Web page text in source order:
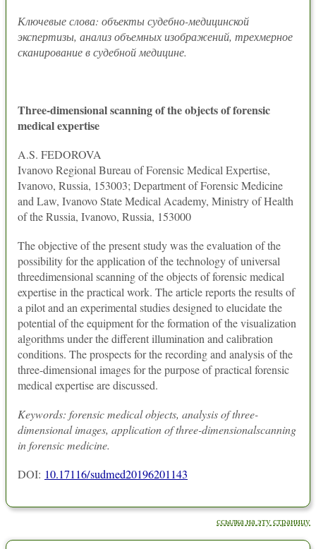
Ключевые слова: объекты судебно-медицинской
экспертизы, анализ объемных изображений, трехмерное
сканирование в судебной медицине.
Three-dimensional scanning of the objects of forensic
medical expertise
A.S. FEDOROVA
Ivanovo Regional Bureau of Forensic Medical Expertise,
Ivanovo, Russia, 153003; Department of Forensic Medicine
and Law, Ivanovo State Medical Academy, Ministry of Health
of the Russia, Ivanovo, Russia, 153000
The objective of the present study was the evaluation of the
possibility for the application of the technology of universal
threedimensional scanning of the objects of forensic medical
expertise in the practical work. The article reports the results of
a pilot and an experimental studies designed to elucidate the
potential of the equipment for the formation of the visualization
algorithms under the different illumination and calibration
conditions. The prospects for the recording and analysis of the
three-dimensional images for the purpose of practical forensic
medical expertise are discussed.
Keywords: forensic medical objects, analysis of three-
dimensional images, application of three-dimensionalscanning
in forensic medicine.
DOI: 10.17116/sudmed20196201143
ссылка на эту страницу